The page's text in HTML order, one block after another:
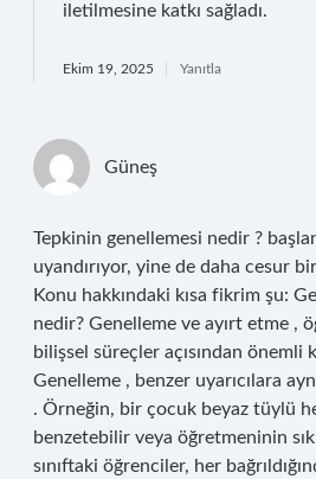
iletilmesine katkı sağladı.
Ekim 19, 2025 Yanıtla
Güneş
Tepkinin genellemesi nedir ?
uyandırıyor, yine de daha cesur
Konu hakkındaki kısa fikrim şu:
nedir? Genelleme ve ayırt etme ,
bilişsel süreçler açısından önemli
Genelleme , benzer uyarıcılara
. Örneğin, bir çocuk beyaz tüylü
benzetebilir veya öğretmeninin sık
sınıftaki öğrenciler, her